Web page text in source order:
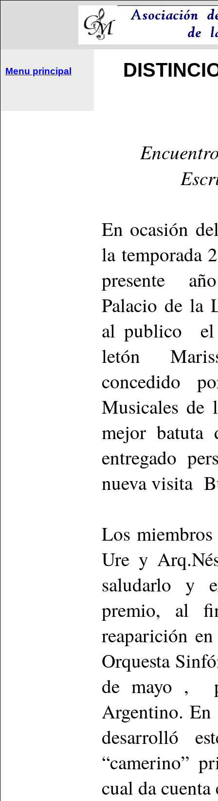
Menu principal
En ocasión
la temporada
presente
Palacio de la
al publico el
letón
concedido
Musicales
mejor
entregado
nueva visita
Los
Ure y
saludarlo y
premio, al
reaparición
Orquesta
de mayo ,
Argentino.
desarrolló
“camerino”
cual da